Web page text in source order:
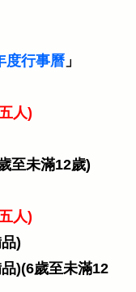
度行事曆 」
人)
至未滿12歲)
人)
)
)(6歲至未滿12